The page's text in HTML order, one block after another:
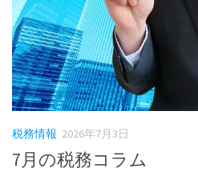
税務情報 2026年7月3日
7月の税務コラム